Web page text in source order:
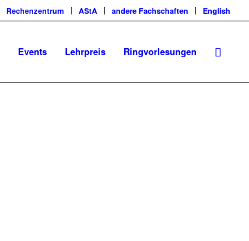
Rechenzentrum AStA andere Fachschaften English
Events Lehrpreis Ringvorlesungen